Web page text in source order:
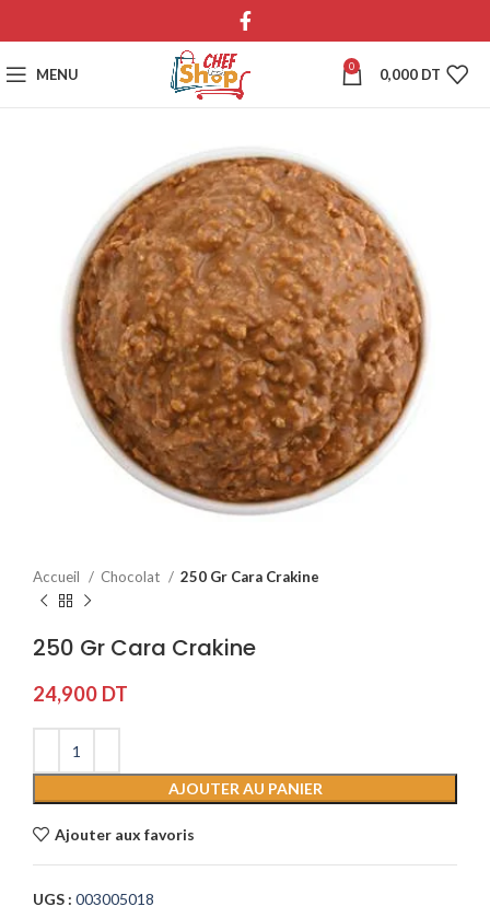
MENU 0 0,000 DT
Accueil Chocolat 250 Gr Cara Crakine
250 Gr Cara Crakine
24,900 DT
AJOUTER AU PANIER
Ajouter aux favoris
UGS : 003005018